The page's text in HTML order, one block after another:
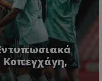
Κοπεγχάγη,